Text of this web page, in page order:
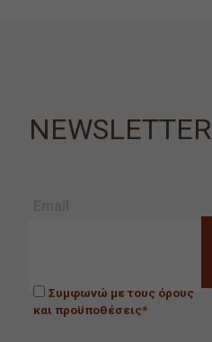
NEWSLETTER
Συμφωνώ με τους όρους
και προϋποθέσεις*